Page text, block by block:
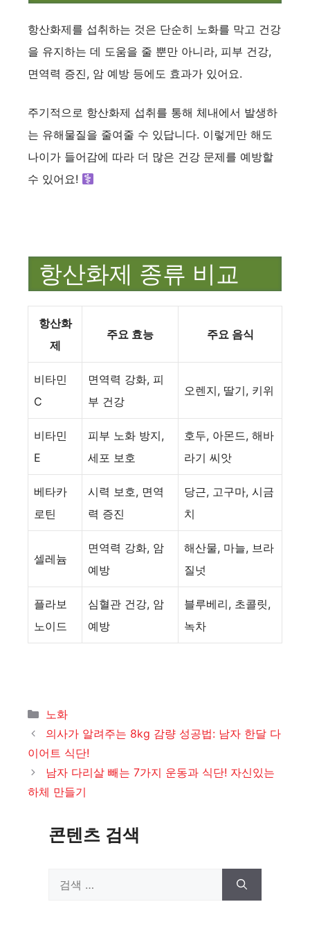
항산화제를 섭취하는 것은 단순히 노화를 막고 건강
을 유지하는 데 도움을 줄 뿐만 아니라, 피부 건강,
면역력 증진, 암 예방 등에도 효과가 있어요.
주기적으로 항산화제 섭취를 통해 체내에서 발생하
는 유해물질을 줄여줄 수 있답니다. 이렇게만 해도
나이가 들어감에 따라 더 많은 건강 문제를 예방할
수 있어요! ‍
항산화제 종류 비교
항산화
제
주요 효능 주요 음식
비타민
C
면역력 강화, 피
부 건강
오렌지, 딸기, 키위
비타민
E
피부 노화 방지,
세포 보호
호두, 아몬드, 해바
라기 씨앗
베타카
로틴
시력 보호, 면역
력 증진
당근, 고구마, 시금
치
셀레늄
면역력 강화, 암
예방
해산물, 마늘, 브라
질넛
플라보
노이드
심혈관 건강, 암
예방
블루베리, 초콜릿,
녹차
카
테
고
리
노화
의사가 알려주는 8kg 감량 성공법: 남자 한달 다
이어트 식단!
남자 다리살 빼는 7가지 운동과 식단! 자신있는
하체 만들기
콘텐츠 검색